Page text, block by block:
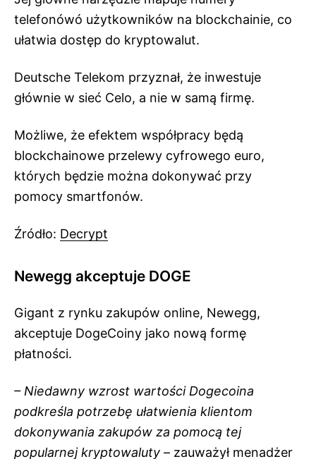
telefonówó użytkowników na blockchainie, co
ułatwia dostęp do kryptowalut.
Deutsche Telekom przyznał, że inwestuje
głównie w sieć Celo, a nie w samą firmę.
Możliwe, że efektem współpracy będą
blockchainowe przelewy cyfrowego euro,
których będzie można dokonywać przy
pomocy smartfonów.
Źródło: Decrypt
Newegg akceptuje DOGE
Gigant z rynku zakupów online, Newegg,
akceptuje DogeCoiny jako nową formę
płatności.
– Niedawny wzrost wartości Dogecoina
podkreśla potrzebę ułatwienia klientom
dokonywania zakupów za pomocą tej
popularnej kryptowaluty – zauważył menadżer